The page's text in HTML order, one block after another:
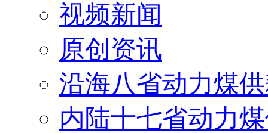
视频新闻
原创资讯
沿海八省动力煤
内陆十七省动力